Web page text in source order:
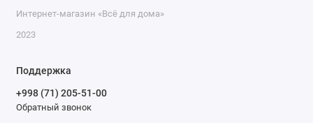
Интернет-магазин «Всё для дома»
2023
Поддержка
+998 (71) 205-51-00
Обратный звонок